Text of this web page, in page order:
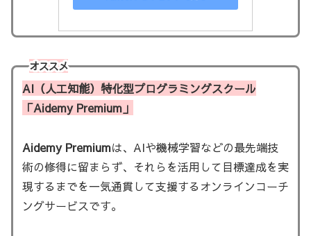
オススメ
AI（人工知能）特化型プログラミングスクール
「Aidemy Premium」
Aidemy Premiumは、AIや機械学習などの最先端技
術の修得に留まらず、それらを活用して目標達成を実
現するまでを一気通貫して支援するオンラインコーチ
ングサービスです。